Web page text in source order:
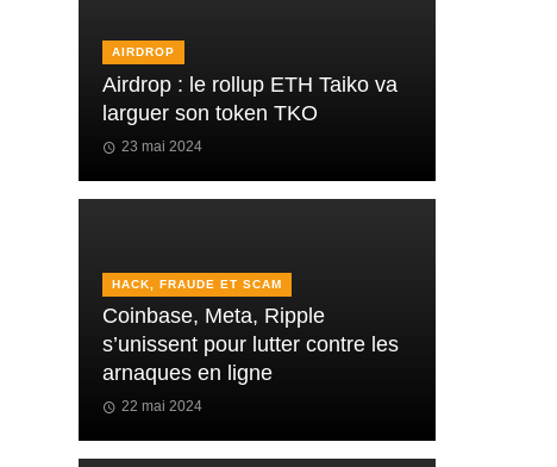
AIRDROP
Airdrop : le rollup ETH Taiko va
larguer son token TKO
23 mai 2024
HACK, FRAUDE ET SCAM
Coinbase, Meta, Ripple
s’unissent pour lutter contre les
arnaques en ligne
22 mai 2024